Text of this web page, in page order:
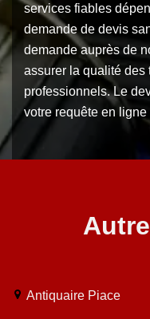
services fiables
demande de devis
demande auprès de
assurer la qualité des
professionnels. Le
votre requête en
Antiquaire Piace